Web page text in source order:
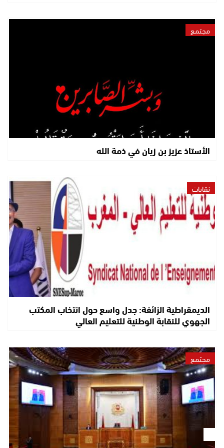
مجتمع
الأستاذ عزيز بن زيان في ذمة الله
نقابات
الديمقراطية الزائفة: جدل واسع حول انتخاب المكتب
الجهوي للنقابة الوطنية للتعليم العالي
مجتمع